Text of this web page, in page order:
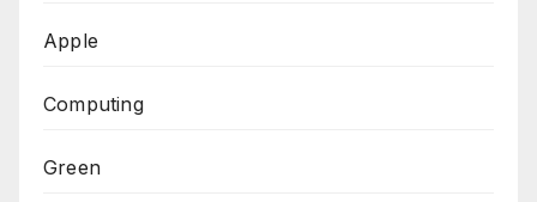
Apple
Computing
Green